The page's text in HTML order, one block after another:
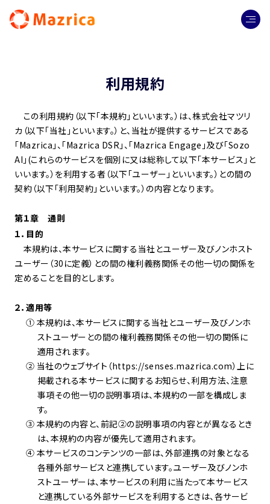
利用規約
この利用規約（以下「本規約」といいます。）は、株式会社マツリ
カ（以下「当社」といいます。）と、当社が提供するサービスである
「Mazrica」、「Mazrica DSR」、「Mazrica Engage」及び「Sozo
AI」(これらのサービスを個別に又は総称して以下「本サービス」と
いいます。）を利用する者（以下「ユーザー」といいます。）との間の
契約（以下「利用契約」といいます。）の内容となります。
第１章 通則
１．目的
本規約は、本サービスに関する当社とユーザー及びノンホスト
ユーザー（30に定義）との間の権利義務関係その他一切の関係を
定めることを目的とします。
２．適用等
① 本規約は、本サービスに関する当社とユーザー及びノンホ
ストユーザーとの間の権利義務関係その他一切の関係に
適用されます。
② 当社のウェブサイト（https://senses.mazrica.com）上に
掲載される本サービスに関するお知らせ、利用方法、注意
事項その他一切の説明事項は、本規約の一部を構成しま
す。
③ 本規約の内容と、前記②の説明事項の内容とが異なるとき
は、本規約の内容が優先して適用されます。
④ 本サービスのコンテンツの一部は、外部連携の対象となる
各種外部サービスと連携しています。ユーザー及びノンホ
ストユーザーは、本サービスの利用に当たって本サービス
と連携している外部サービスを利用するときは、各サービ